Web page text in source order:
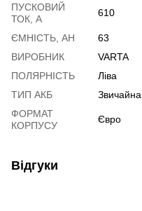
ПУСКОВИЙ
ТОК, А
610
ЄМНІСТЬ, АН
63
ВИРОБНИК
VARTA
ПОЛЯРНІСТЬ
Ліва
ТИП АКБ
ФОРМАТ
КОРПУСУ
Євро
Відгуки